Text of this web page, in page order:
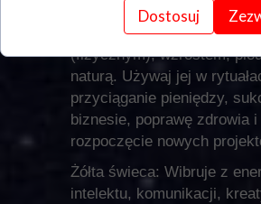
Zielona świeca: Związana
dobrobytem, uzdrowieniem
(fizycznym), wzrostem,
naturą. Używaj jej w
przyciąganie pieniędzy,
biznesie, poprawę zdrowia i
rozpoczęcie nowych
Żółta świeca: Wibruje z
intelektu, komunikacji,
Dostosuj